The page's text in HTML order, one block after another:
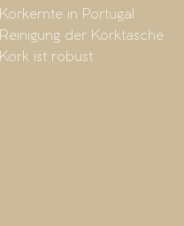
Korkernte in Portugal
Reinigung der Korktasche
Kork ist robust